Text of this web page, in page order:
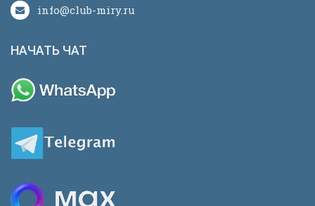
info@club-miry.ru
НАЧАТЬ ЧАТ